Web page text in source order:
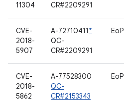
11304
CR#2209291
CVE-
2018-
5907
A-72710411*
QC-
CR#2209291
EoP
CVE-
2018-
5862
A-77528300
QC-
CR#2153343
EoP